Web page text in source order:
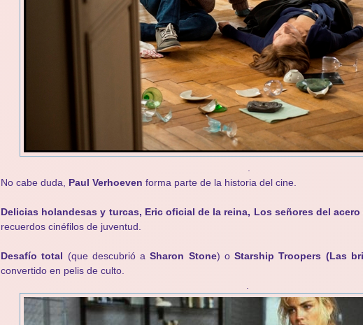
No cabe duda, Paul Verhoeven forma parte de la historia del cine.
Delicias holandesas y turcas, Eric oficial de la reina, Los señores del
recuerdos cinéfilos de juventud.
Desafío total (que descubrió a Sharon Stone) oStarship Troopers (Las
convertido en pelis de culto.